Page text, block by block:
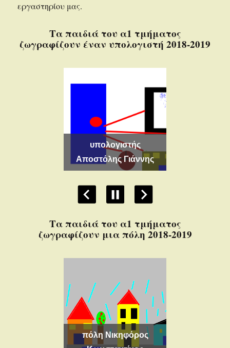
εργαστηρίου μας.
Τα παιδιά του α1 τμήματος
ζωγραφίζουν έναν υπολογιστή 2018-2019
υπολογιστής Στέλλα
Μαρίνα
Τα παιδιά του α1 τμήματος
ζωγραφίζουν μια πόλη 2018-2019